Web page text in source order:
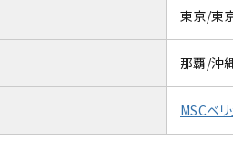
東京/東
那覇/沖
MSCベリ